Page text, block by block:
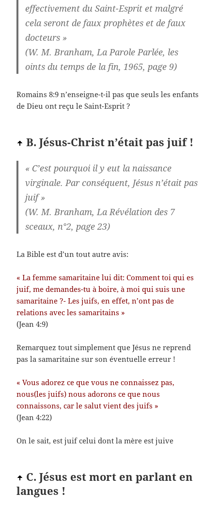
effectivement du Saint-Esprit et malgré
cela seront de faux prophètes et de faux
docteurs »
(W. M. Branham, La Parole Parlée, les
oints du temps de la fin, 1965, page 9)
Romains 8:9 n’enseigne-t-il pas que seuls les enfants
de Dieu ont reçu le Saint-Esprit ?
B. Jésus-Christ n’était pas juif !
« C’est pourquoi il y eut la naissance
virginale. Par conséquent, Jésus n’était pas
juif »
(W. M. Branham, La Révélation des 7
sceaux, n°2, page 23)
La Bible est d’un tout autre avis:
« La femme samaritaine lui dit: Comment toi qui es
juif, me demandes-tu à boire, à moi qui suis une
samaritaine ?- Les juifs, en effet, n’ont pas de
relations avec les samaritains »
(Jean 4:9)
Remarquez tout simplement que Jésus ne reprend
pas la samaritaine sur son éventuelle erreur !
« Vous adorez ce que vous ne connaissez pas,
nous(les juifs) nous adorons ce que nous
connaissons, car le salut vient des juifs »
(Jean 4:22)
On le sait, est juif celui dont la mère est juive
C. Jésus est mort en parlant en
langues !